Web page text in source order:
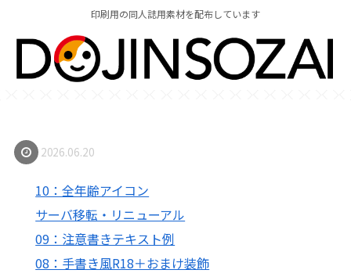
印刷用の同人誌用素材を配布しています
2026.06.20
10：全年齢アイコン
サーバ移転・リニューアル
09：注意書きテキスト例
08：手書き風R18＋おまけ装飾